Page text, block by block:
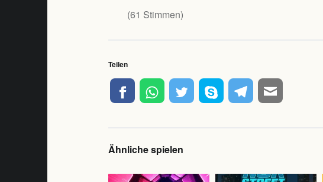
(61 Stimmen)
Teilen
Ähnliche spielen